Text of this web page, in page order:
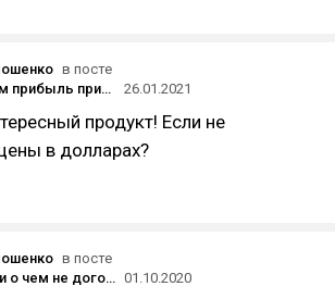
в посте
Увеличиваем прибыль приложения-магазина в 2021 году: какие фичи привлекут больше клиентов и повысят конверсии в покупку
26.01.2021
продукт! Если не
в долларах?
в посте
Вы просто ни о чем не договорились: как на ранней стадии понять, что планы не сбудутся 01.10.2020